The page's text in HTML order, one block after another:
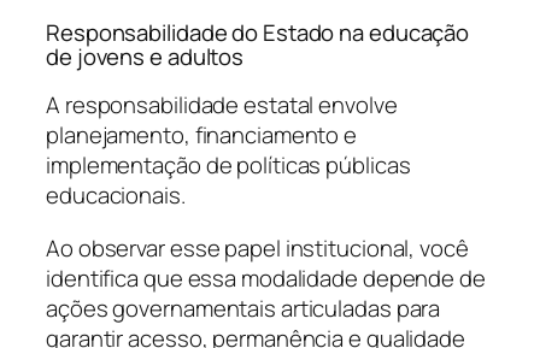
Responsabilidade do Estado na educação
de jovens e adultos
A responsabilidade estatal envolve
planejamento, financiamento e
implementação de políticas públicas
educacionais.
Ao observar esse papel institucional, você
identifica que essa modalidade depende de
ações governamentais articuladas para
garantir acesso, permanência e qualidade